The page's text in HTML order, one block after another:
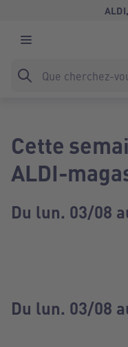
Cette
ALDI-
Du lun. 03/08
Du lun. 03/08